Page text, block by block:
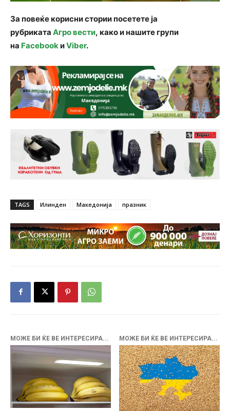
За повеќе корисни стории посетете ја
рубриката Агро вести, како и нашите групи
на FacebookиViber.
TAGS Илинден Македонија празник
МОЖЕ БИ ЌЕ ВЕ ИНТЕРЕСИРА... МОЖЕ БИ ЌЕ ВЕ ИНТЕРЕСИРА...